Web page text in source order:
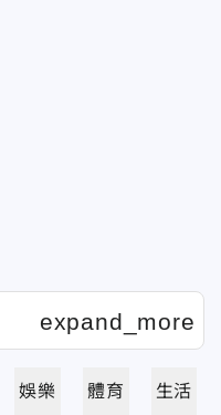
娛樂 體育 生活